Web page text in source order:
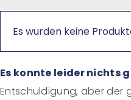
Es wurden keine
Es konnte leider nichts
Entschuldigung, aber der